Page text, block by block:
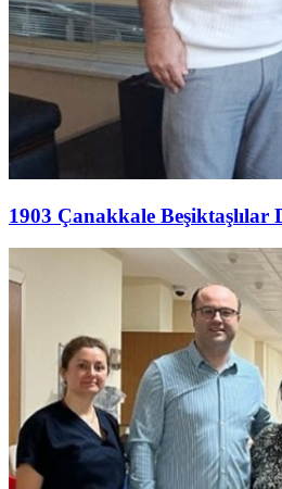
1903 Çanakkale Beşiktaşlılar